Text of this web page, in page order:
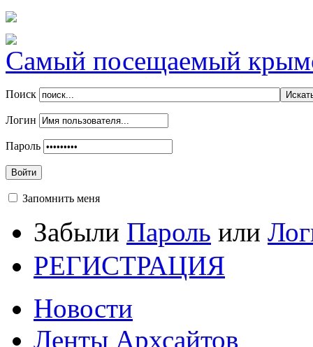
Самый посещаемый
Поиск
Логин
Пароль
Войти
Запомнить меня
Забыли Пароль или
РЕГИСТРАЦИЯ
Новости
Ленты Архсайтов